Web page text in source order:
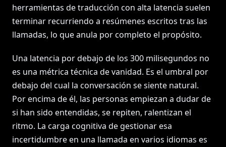
herramientas de traducción con alta latencia suelen
terminar recurriendo a resúmenes escritos tras las
llamadas, lo que anula por completo el propósito.
Una latencia por debajo de los 300 milisegundos no
es una métrica técnica de vanidad. Es el umbral por
debajo del cual la conversación se siente natural.
Por encima de él, las personas empiezan a dudar de
si han sido entendidas, se repiten, ralentizan el
ritmo. La carga cognitiva de gestionar esa
incertidumbre en una llamada en varios idiomas es